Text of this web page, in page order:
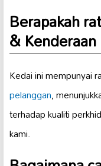
Berapakah
&
Kedai ini mempunyai
pelanggan,
terhadap kualiti
kami.